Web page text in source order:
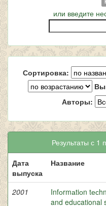
или введите
Сортировка:
Авторы:
Результаты с 1
Дата
выпуска
Название
2001
Infоrmаtiоn
and educational